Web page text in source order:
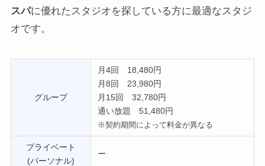
スパに優れたスタジオを探している方に最適なスタジ
オです。
グループ
月4回 18,480円
月8回 23,980円
月15回 32,780円
通い放題 51,480円
※契約期間によって料金が異なる
プライベート
(パーソナル)
ー